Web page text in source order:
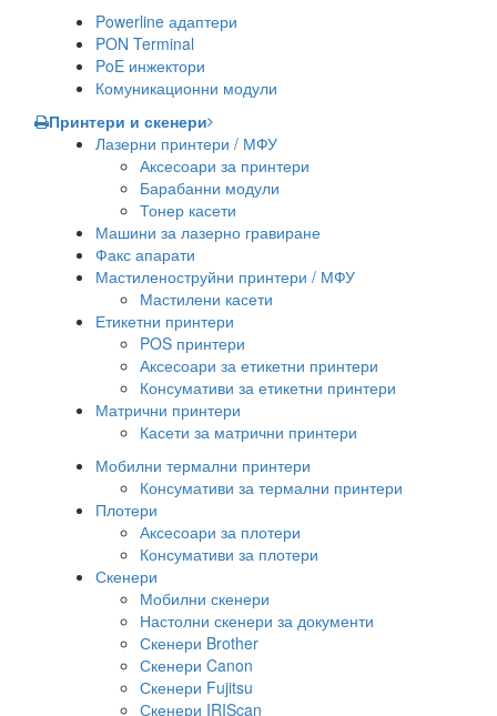
Powerline адаптери
PON Terminal
PoE инжектори
Комуникационни модули
Принтери и скенери
Лазерни принтери / МФУ
Аксесоари за принтери
Барабанни модули
Тонер касети
Машини за лазерно гравиране
Факс апарати
Мастиленоструйни принтери / МФУ
Мастилени касети
Етикетни принтери
POS принтери
Аксесоари за етикетни принтери
Консумативи за етикетни принтери
Матрични принтери
Касети за матрични принтери
Мобилни термални принтери
Консумативи за термални принтери
Плотери
Аксесоари за плотери
Консумативи за плотери
Скенери
Мобилни скенери
Настолни скенери за документи
Скенери Brother
Скенери Canon
Скенери Fujitsu
Скенери IRIScan